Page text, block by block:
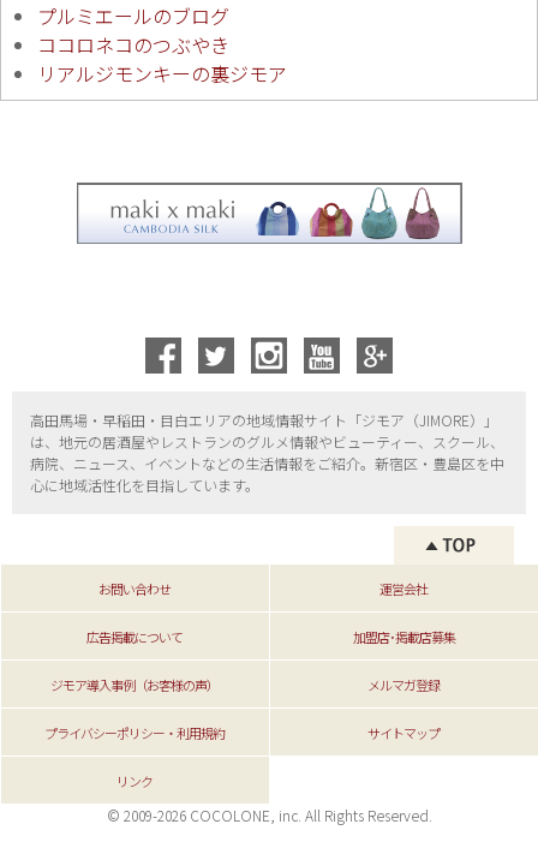
プルミエールのブログ
ココロネコのつぶやき
リアルジモンキーの裏ジモア
高田馬場・早稲田・目白エリアの地域情報サイト「ジモア（JIMORE）」
は、地元の居酒屋やレストランのグルメ情報やビューティー、
スクール、
病院、ニュース、イベントなどの生活情報をご紹介。新宿区・ 豊島区を中
心に地域活性化を目指しています。
お問い合わせ 運営会社
広告掲載について 加盟店･掲載店募集
ジモア導入事例（お客様の声） メルマガ登録
プライバシーポリシー・利用規約 サイトマップ
リンク
© 2009-2026 COCOLONE, inc. All Rights Reserved.